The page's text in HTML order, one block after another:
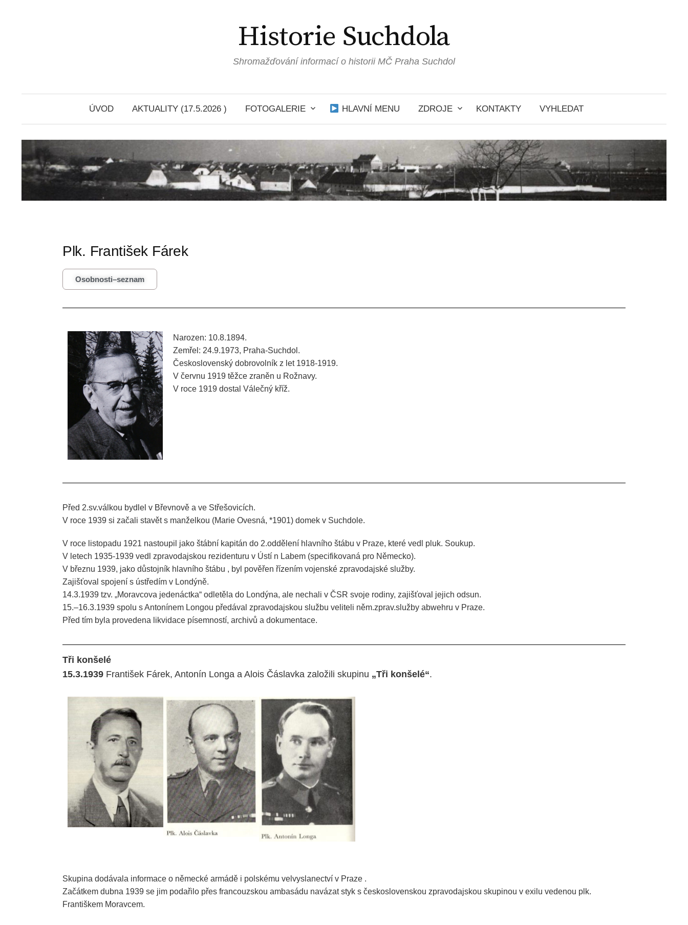
Historie Suchdola
Shromažďování informací o historii MČ Praha Suchdol
ÚVOD AKTUALITY (17.5.2026 ) FOTOGALERIE HLAVNÍ MENU ZDROJE KONTAKTY VYHLEDAT
Plk. František Fárek
Osobnosti–seznam
Narozen: 10.8.1894.
Zemřel: 24.9.1973, Praha-Suchdol.
Československý dobrovolník z let 1918-1919.
V červnu 1919 těžce zraněn u Rožnavy.
V roce 1919 dostal Válečný kříž.
Před 2.sv.válkou bydlel v Břevnově a ve Střešovicích.
V roce 1939 si začali stavět s manželkou (Marie Ovesná, *1901) domek v Suchdole.
V roce listopadu 1921 nastoupil jako štábní kapitán do 2.oddělení hlavního štábu v Praze, které vedl pluk. Soukup.
V letech 1935-1939 vedl zpravodajskou rezidenturu v Ústí n Labem (specifikovaná pro Německo).
V březnu 1939, jako důstojník hlavního štábu , byl pověřen řízením vojenské zpravodajské služby.
Zajišťoval spojení s ústředím v Londýně.
14.3.1939 tzv. „Moravcova jedenáctka“ odletěla do Londýna, ale nechali v ČSR svoje rodiny, zajišťoval jejich odsun.
15.–16.3.1939 spolu s Antonínem Longou předával zpravodajskou službu veliteli něm.zprav.služby abwehru v Praze.
Před tím byla provedena likvidace písemností, archivů a dokumentace.
Tři konšelé
15.3.1939 František Fárek, Antonín Longa a Alois Čáslavka založili skupinu „Tři konšelé“.
Skupina dodávala informace o německé armádě i polskému velvyslanectví v Praze .
Začátkem dubna 1939 se jim podařilo přes francouzskou ambasádu navázat styk s československou zpravodajskou skupinou v exilu vedenou plk.
Františkem Moravcem.